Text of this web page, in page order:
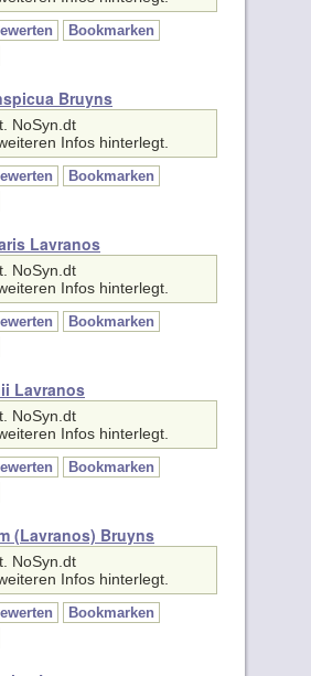
Bookmarken
NoSyn.dt
Infos hinterlegt.
Bookmarken
NoSyn.dt
Infos hinterlegt.
Bookmarken
NoSyn.dt
Infos hinterlegt.
Bookmarken
NoSyn.dt
Infos hinterlegt.
Bookmarken